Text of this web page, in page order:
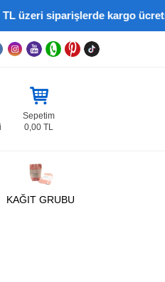
siparişlerde kargo ücretsiz
Sepetim
0,00 TL
KAĞIT GRUBU